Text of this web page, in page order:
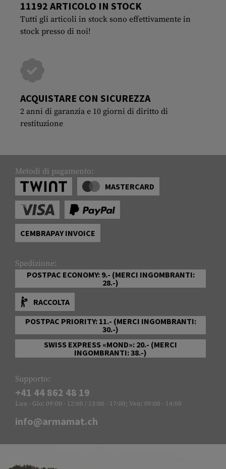
11192 ARTICOLO IN STOCK
Tutti gli articoli in stock sono effettivamente in
stock presso di noi!
ACQUISTARE CON SICUREZZA
2 anni di garanzia e 10 giorni di diritto di
restituzione
Metodi di pagamento:
MASTERCARD
CEMBRAPAY INVOICE
Spedizione:
POSTPAC ECONOMY: 9.- (MERCI INGOMBRANTI:
28.-)
RACCOLTA
POSTPAC PRIORITY: 11.- (MERCI INGOMBRANTI:
30.-)
SWISS EXPRESS «MOND»: 20.- (MERCI
INGOMBRANTI: 38.-)
Supporto:
+41 44 862 48 19
Lun - Gio: 09:00 - 12:00 / 13:00 - 17:00; Ven: 09:00 - 14:00
info@armamat.ch